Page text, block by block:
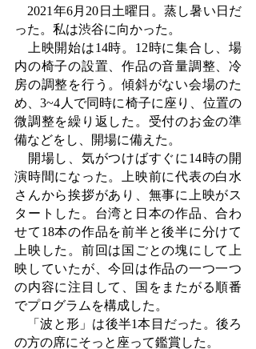
2021年6月20日土曜日。蒸し暑い日だ
った。私は渋谷に向かった。
上映開始は14時。12時に集合し、場
内の椅子の設置、作品の音量調整、冷
房の調整を行う。傾斜がない会場のた
め、3~4人で同時に椅子に座り、位置の
微調整を繰り返した。受付のお金の準
備などをし、開場に備えた。
開場し、気がつけばすぐに14時の開
演時間になった。上映前に代表の白水
さんから挨拶があり、無事に上映がス
タートした。台湾と日本の作品、合わ
せて18本の作品を前半と後半に分けて
上映した。前回は国ごとの塊にして上
映していたが、今回は作品の一つ一つ
の内容に注目して、国をまたがる順番
でプログラムを構成した。
「波と形」は後半1本目だった。後ろ
の方の席にそっと座って鑑賞した。